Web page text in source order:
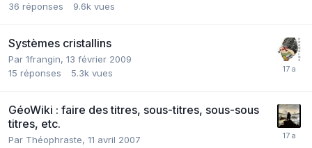
36 réponses 9.6k vues
Systèmes cristallins
Par 1frangin, 13 février 2009
15 réponses 5.3k vues
GéoWiki : faire des titres, sous-titres, sous-sous
titres, etc.
Par Théophraste, 11 avril 2007